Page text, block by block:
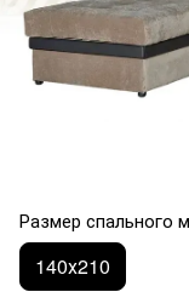
Размер спального
140х210